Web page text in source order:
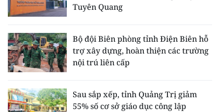
Tuyên Quang
Bộ đội Biên phòng tỉnh Điện Biên hỗ
trợ xây dựng, hoàn thiện các trường
nội trú liên cấp
Sau sắp xếp, tỉnh Quảng Trị giảm
55% số cơ sở giáo dục công lập